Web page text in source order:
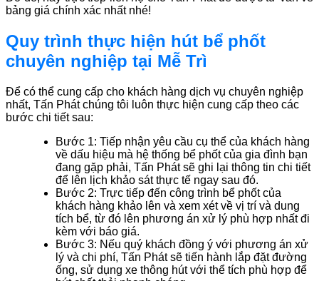
bảng giá chính xác nhất nhé!
Quy trình thực hiện hút bể phốt
chuyên nghiệp tại Mễ Trì
Để có thể cung cấp cho khách hàng dịch vụ chuyên nghiệp
nhất, Tấn Phát chúng tôi luôn thực hiện cung cấp theo các
bước chi tiết sau:
Bước 1: Tiếp nhận yêu cầu cụ thể của khách hàng
về dấu hiệu mà hệ thống bể phốt của gia đình bạn
đang gặp phải, Tấn Phát sẽ ghi lại thông tin chi tiết
để lên lịch khảo sát thực tế ngay sau đó.
Bước 2: Trực tiếp đến công trình bể phốt của
khách hàng khảo lên và xem xét về vị trí và dung
tích bể, từ đó lên phương án xử lý phù hợp nhất đi
kèm với báo giá.
Bước 3: Nếu quý khách đồng ý với phương án xử
lý và chi phí, Tấn Phát sẽ tiến hành lắp đặt đường
ống, sử dụng xe thông hút với thể tích phù hợp để